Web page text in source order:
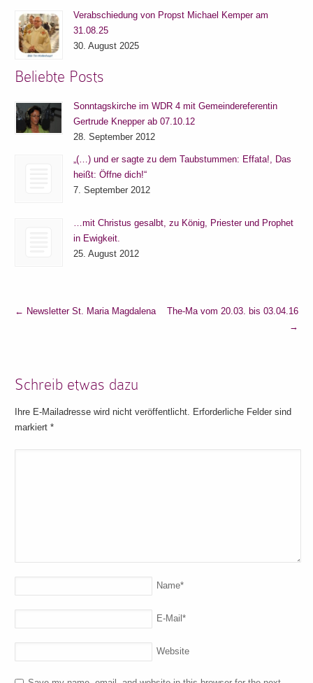
Verabschiedung von Propst Michael Kemper am
31.08.25
30. August 2025
Beliebte Posts
Sonntagskirche im WDR 4 mit Gemeindereferentin
Gertrude Knepper ab 07.10.12
28. September 2012
„(…) und er sagte zu dem Taubstummen: Effata!, Das
heißt: Öffne dich!“
7. September 2012
…mit Christus gesalbt, zu König, Priester und Prophet
in Ewigkeit.
25. August 2012
← Newsletter St. Maria Magdalena
The-Ma vom 20.03. bis 03.04.16
→
Schreib etwas dazu
Ihre E-Mailadresse wird nicht veröffentlicht. Erforderliche Felder sind
markiert*
Name*
E-Mail*
Website